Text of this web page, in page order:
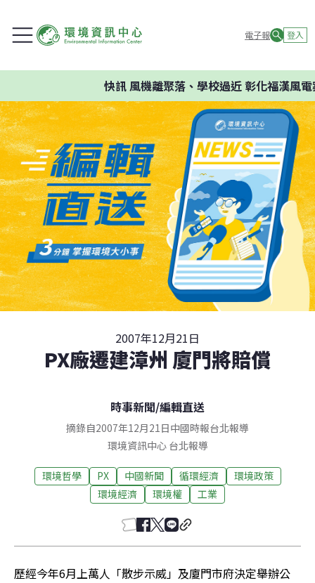
電子報 登入
快訊風機離聚落、學校過近 彰化福漢風電
2007年12月21日
PX廠遷建漳州 廈門將賠償
時事新聞/編輯直送
摘錄自2007年12月21日中國時報台北報導
環境資訊中心 台北報導
環境哲學 PX 中國新聞 循環經濟
環境政策
環境經濟
環境權 工業
歷經今年6月上萬人「散步示威」及廈門市府決定舉辦公